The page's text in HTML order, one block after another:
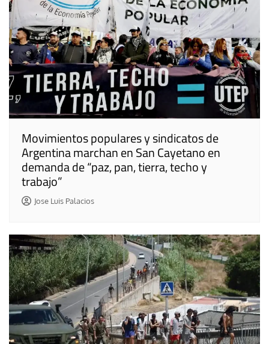
Movimientos populares y sindicatos de
Argentina marchan en San Cayetano en
demanda de “paz, pan, tierra, techo y
trabajo”
Jose Luis Palacios